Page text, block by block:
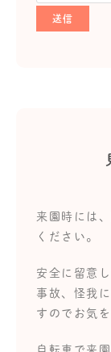
来園時には
ください。
安全に留意
事故、怪我
すのでお気
自転車で来